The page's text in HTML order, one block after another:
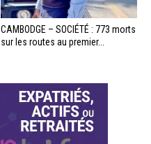
CAMBODGE – SOCIÉTÉ : 773 morts
sur les routes au premier...